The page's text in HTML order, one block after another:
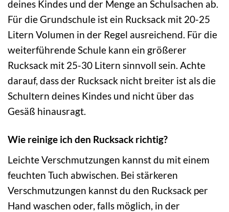
deines Kindes und der Menge an Schulsachen ab.
Für die Grundschule ist ein Rucksack mit 20-25
Litern Volumen in der Regel ausreichend. Für die
weiterführende Schule kann ein größerer
Rucksack mit 25-30 Litern sinnvoll sein. Achte
darauf, dass der Rucksack nicht breiter ist als die
Schultern deines Kindes und nicht über das
Gesäß hinausragt.
Wie reinige ich den Rucksack richtig?
Leichte Verschmutzungen kannst du mit einem
feuchten Tuch abwischen. Bei stärkeren
Verschmutzungen kannst du den Rucksack per
Hand waschen oder, falls möglich, in der